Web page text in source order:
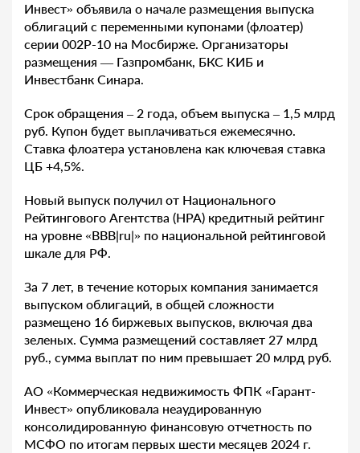
Инвест» объявила о начале размещения выпуска
облигаций с переменными купонами (флоатер)
серии 002Р-10 на Мосбирже. Организаторы
размещения — Газпромбанк, БКС КИБ и
Инвестбанк Синара.
Срок обращения – 2 года, объем выпуска – 1,5 млрд
руб. Купон будет выплачиваться ежемесячно.
Ставка флоатера установлена как ключевая ставка
ЦБ +4,5%.
Новый выпуск получил от Национального
Рейтингового Агентства (НРА) кредитный рейтинг
на уровне «BBB|ru|» по национальной рейтинговой
шкале для РФ.
За 7 лет, в течение которых компания занимается
выпуском облигаций, в общей сложности
размещено 16 биржевых выпусков, включая два
зеленых. Сумма размещений составляет 27 млрд
руб., сумма выплат по ним превышает 20 млрд руб.
АО «Коммерческая недвижимость ФПК «Гарант-
Инвест» опубликовала неаудированную
консолидированную финансовую отчетность по
МСФО по итогам первых шести месяцев 2024 г.